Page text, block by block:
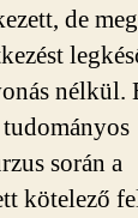
de
nélkül.
során a
kötelező